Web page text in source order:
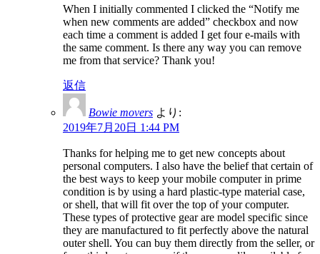
When I initially commented I clicked the “Notify me
when new comments are added” checkbox and now
each time a comment is added I get four e-mails with
the same comment. Is there any way you can remove
me from that service? Thank you!
返信
Bowie movers より:
2019年7月20日 1:44 PM
Thanks for helping me to get new concepts about
personal computers. I also have the belief that certain of
the best ways to keep your mobile computer in prime
condition is by using a hard plastic-type material case,
or shell, that will fit over the top of your computer.
These types of protective gear are model specific since
they are manufactured to fit perfectly above the natural
outer shell. You can buy them directly from the seller, or